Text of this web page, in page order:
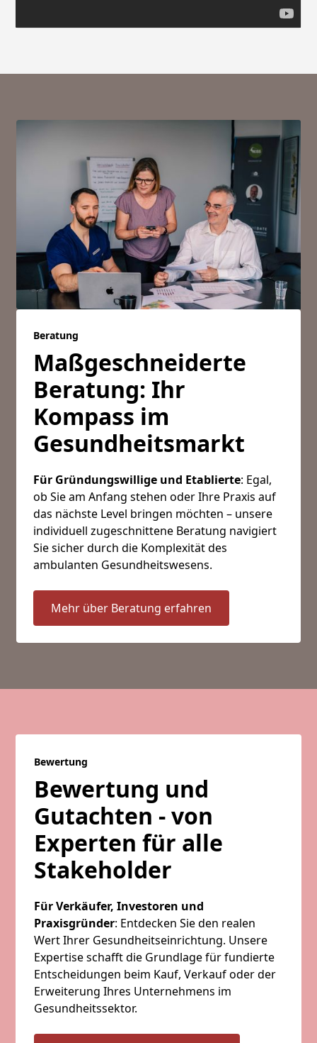
Beratung
Maßgeschneiderte
Beratung: Ihr
Kompass im
Gesundheitsmarkt
Für Gründungswillige und Etablierte: Egal,
ob Sie am Anfang stehen oder Ihre Praxis auf
das nächste Level bringen möchten – unsere
individuell zugeschnittene Beratung navigiert
Sie sicher durch die Komplexität des
ambulanten Gesundheitswesens.
Mehr über Beratung erfahren
Bewertung
Bewertung und
Gutachten - von
Experten für alle
Stakeholder
Für Verkäufer, Investoren und
Praxisgründer: Entdecken Sie den realen
Wert Ihrer Gesundheitseinrichtung. Unsere
Expertise schafft die Grundlage für fundierte
Entscheidungen beim Kauf, Verkauf oder der
Erweiterung Ihres Unternehmens im
Gesundheitssektor.